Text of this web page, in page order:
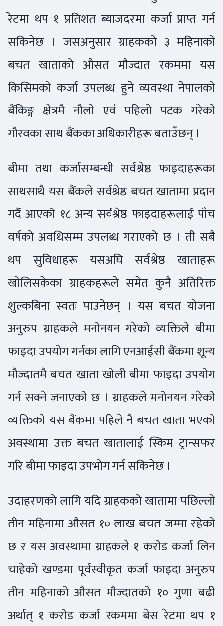
रेटमा थप १ प्रतिशत ब्याजदरमा कर्जा प्राप्त गर्न
सकिनेछ । जसअनुसार ग्राहकको ३ महिनाको
बचत खाताको औसत मौज्दात रकममा यस
किसिमको कर्जा उपलब्ध हुने व्यवस्था नेपालको
बैंकिङ्ग क्षेत्रमै नौलो एवं पहिलो पटक गरेको
गौरवका साथ बैंकका अधिकारीहरू बताउँछन् ।
बीमा तथा कर्जासम्बन्धी सर्वश्रेष्ठ फाइदाहरूका
साथसाथै यस बैंकले सर्वश्रेष्ठ बचत खातामा प्रदान
गर्दै आएको १८ अन्य सर्वश्रेष्ठ फाइदाहरूलाई पाँच
वर्षको अवधिसम्म उपलब्ध गराएको छ । ती सबै
थप सुविधाहरू यसअघि सर्वश्रेष्ठ खाताहरू
खोलिसकेका ग्राहकहरूले समेत कुनै अतिरिक्त
शुल्कबिना स्वतः पाउनेछन् । यस बचत योजना
अनुरुप ग्राहकले मनोनयन गरेको व्यक्तिले बीमा
फाइदा उपयोग गर्नका लागि एनआईसी बैंकमा शून्य
मौज्दातमै बचत खाता खोली बीमा फाइदा उपयोग
गर्न सक्ने जनाएको छ । ग्राहकले मनोनयन गरेको
व्यक्तिको यस बैंकमा पहिले नै बचत खाता भएको
अवस्थामा उक्त बचत खातालाई स्किम ट्रान्सफर
गरि बीमा फाइदा उपभोग गर्न सकिनेछ ।
उदाहरणको लागि यदि ग्राहकको खातामा पछिल्लो
तीन महिनामा औसत १० लाख बचत जम्मा रहेको
छ र यस अवस्थामा ग्राहकले १ करोड कर्जा लिन
चाहेको खण्डमा पूर्वस्वीकृत कर्जा फाइदा अनुरुप
तीन महिनाको औसत मौज्दातको १० गुणा बढी
अर्थात् १ करोड कर्जा रकममा बेस रेटमा थप १